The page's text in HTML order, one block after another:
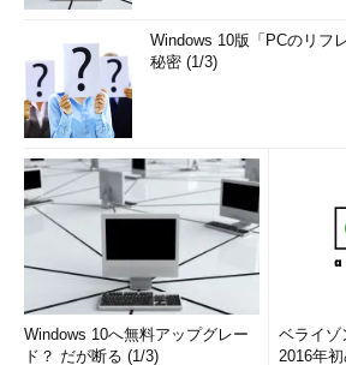
Windows 10版「PCのリフ
秘密 (1/3)
Windows 10へ無料アップグレー
ド？ だが断る (1/3)
ベライゾ
2016年